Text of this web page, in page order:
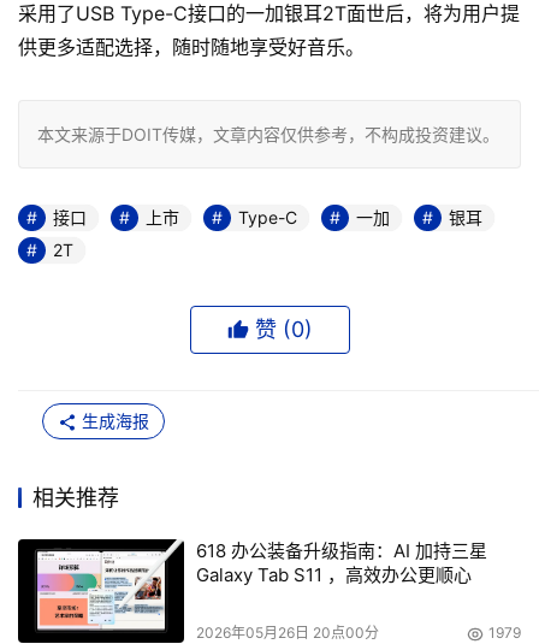
采用了USB Type-C接口的一加银耳2T面世后，将为用户提
供更多适配选择，随时随地享受好音乐。
本文来源于DOIT传媒，文章内容仅供参考，不构成投资建议。
接口 上市 Type-C 一加
银耳
2T
赞 (0)
生成海报
相关推荐
618 办公装备升级指南：AI 加持三星
Galaxy Tab S11 ，高效办公更顺心
2026年05月26日 20点00分 1979